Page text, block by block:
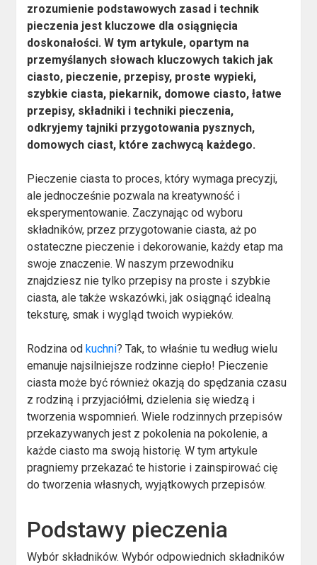
zrozumienie podstawowych zasad i technik
pieczenia jest kluczowe dla osiągnięcia
doskonałości. W tym artykule, opartym na
przemyślanych słowach kluczowych takich jak
ciasto, pieczenie, przepisy, proste wypieki,
szybkie ciasta, piekarnik, domowe ciasto, łatwe
przepisy, składniki i techniki pieczenia,
odkryjemy tajniki przygotowania pysznych,
domowych ciast, które zachwycą każdego.
Pieczenie ciasta to proces, który wymaga precyzji,
ale jednocześnie pozwala na kreatywność i
eksperymentowanie. Zaczynając od wyboru
składników, przez przygotowanie ciasta, aż po
ostateczne pieczenie i dekorowanie, każdy etap ma
swoje znaczenie. W naszym przewodniku
znajdziesz nie tylko przepisy na proste i szybkie
ciasta, ale także wskazówki, jak osiągnąć idealną
teksturę, smak i wygląd twoich wypieków.
Rodzina od kuchni? Tak, to właśnie tu według wielu
emanuje najsilniejsze rodzinne ciepło! Pieczenie
ciasta może być również okazją do spędzania czasu
z rodziną i przyjaciółmi, dzielenia się wiedzą i
tworzenia wspomnień. Wiele rodzinnych przepisów
przekazywanych jest z pokolenia na pokolenie, a
każde ciasto ma swoją historię. W tym artykule
pragniemy przekazać te historie i zainspirować cię
do tworzenia własnych, wyjątkowych przepisów.
Podstawy pieczenia
Wybór składników.Wybór odpowiednich składników